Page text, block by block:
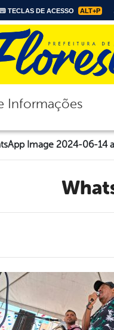
TECLAS DE ACESSO ALT+P
de navegação
Informações
Image 2024-06-14